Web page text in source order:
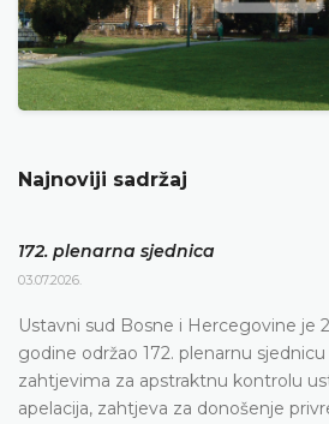
Najnoviji sadržaj
172. plenarna sjednica
03.07.2026.
Ustavni sud Bosne i Hercegovine je
godine održao 172. plenarnu
zahtjevima za apstraktnu kontrolu
apelacija, zahtjeva za donošenje